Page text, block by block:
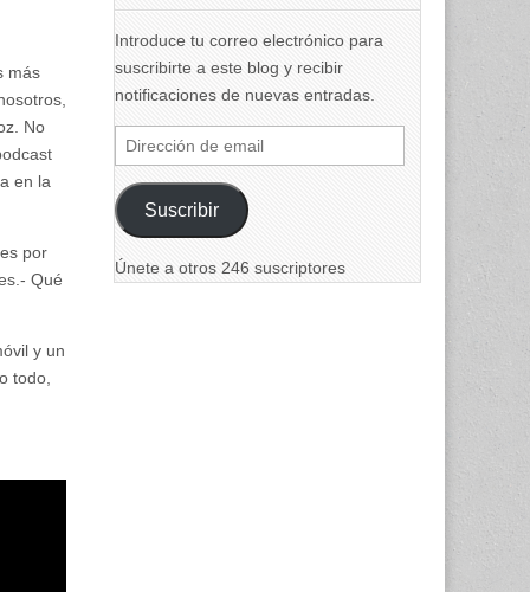
más
No
en la
por
Qué
y un
todo,
Introduce tu correo electrónico para
suscribirte a este blog y recibir
notificaciones de nuevas entradas.
Dirección
de
email
Suscribir
Únete a otros 246 suscriptores